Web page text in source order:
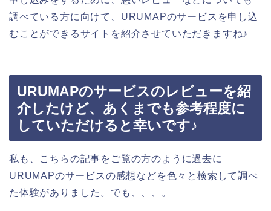
調べている方に向けて、URUMAPのサービスを申し込
むことができるサイトを紹介させていただきますね♪
URUMAPのサービスのレビューを紹
介したけど、あくまでも参考程度に
していただけると幸いです♪
私も、こちらの記事をご覧の方のように過去に
URUMAPのサービスの感想などを色々と検索して調べ
た体験がありました。でも、、、。